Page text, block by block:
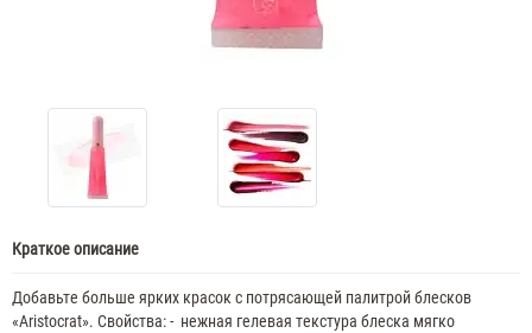
Краткое описание
Добавьте больше ярких красок с потрясающей палитрой блесков
«Aristocrat». Свойства: - нежная гелевая текстура блеска мягко